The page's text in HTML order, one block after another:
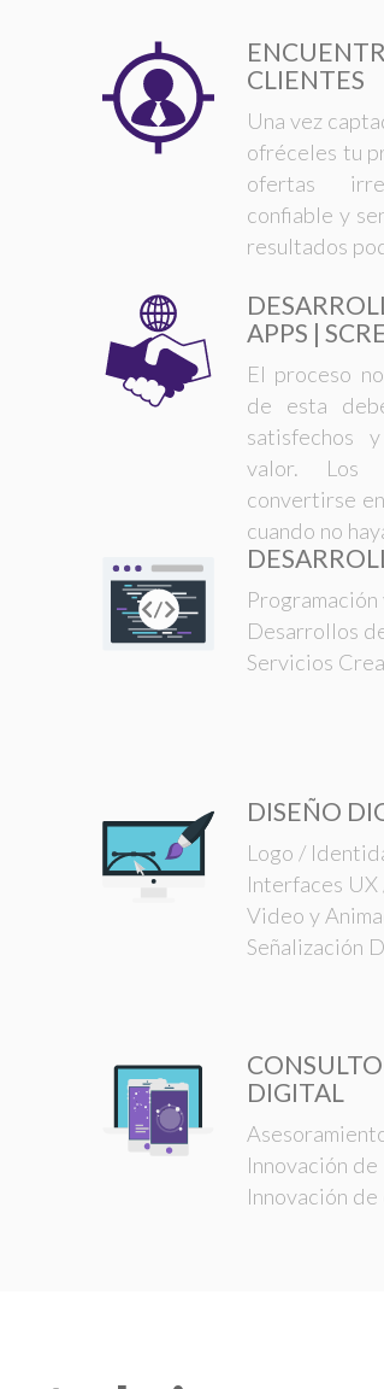
CLIENTES
Una vez
ofréceles tu
ofertas
confiable y
resultados
APPS |
El proceso
de esta
satisfechos
valor. Los
convertirse
cuando no
Desarrollos
Servicios
DISEÑO
Logo /
Interfaces UX
Video y
Señalización
DIGITAL
Innovación
Innovación